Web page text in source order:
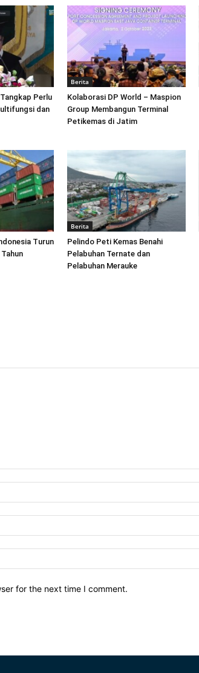
Perlu
dan
Berita
Kolaborasi DP World – Maspion
Group Membangun Terminal
Petikemas di Jatim
Turun
Berita
Pelindo Peti Kemas Benahi
Pelabuhan Ternate dan
Pelabuhan Merauke
for the next time I comment.